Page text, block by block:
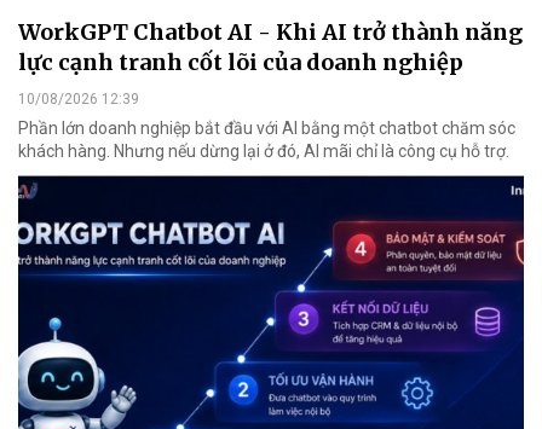
WorkGPT Chatbot AI - Khi AI trở thành năng
lực cạnh tranh cốt lõi của doanh nghiệp
10/08/2026 12:39
Phần lớn doanh nghiệp bắt đầu với AI bằng một chatbot chăm sóc
khách hàng. Nhưng nếu dừng lại ở đó, AI mãi chỉ là công cụ hỗ trợ.